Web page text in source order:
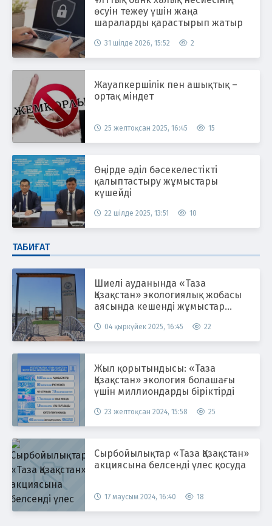
өсуін тежеу үшін жаңа
шараларды қарастырып жатыр
31 шілде 2026, 15:52 2
Жауапкершілік пен ашықтық –
ортақ міндет
25 желтоқсан 2025, 16:45 15
Өңірде әділ бәсекелестікті
қалыптастыру жұмыстары
күшейді
22 шілде 2025, 13:51 10
ТАБИҒАТ
Шиелі ауданында «Таза
Қазақстан» экологиялық жобасы
аясында кешенді жұмыстар
04 қыркүйек 2025, 16:45 22
Жыл қорытындысы: «Таза
Қазақстан» экология болашағы
үшін миллиондарды біріктірді
23 желтоқсан 2024, 15:58 25
Сырбойылықтар «Таза Қазақстан»
акциясына белсенді үлес қосуда
17 маусым 2024, 16:40 18